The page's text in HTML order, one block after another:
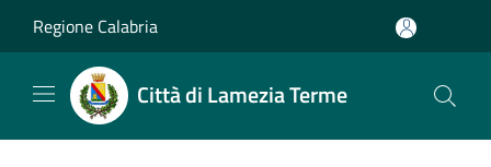
Regione Calabria
Città di Lamezia Terme